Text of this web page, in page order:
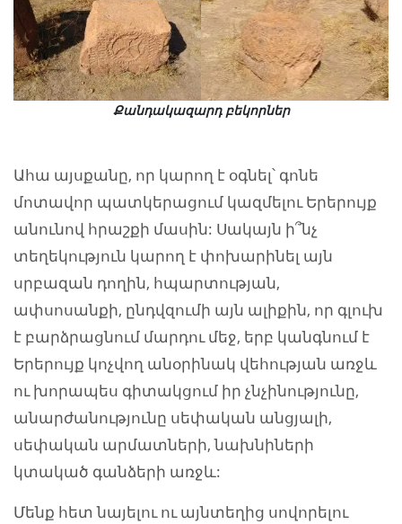
Քանդակազարդ բեկորներ
Ահա այսքանը, որ կարող է օգնել՝ գոնե
մոտավոր պատկերացում կազմելու Երերույք
անունով հրաշքի մասին: Սակայն ի՞նչ
տեղեկություն կարող է փոխարինել այն
սրբազան դողին, հպարտության,
ափսոսանքի, ընդվզումի այն ալիքին, որ գլուխ
է բարձրացնում մարդու մեջ, երբ կանգնում է
Երերույք կոչվող անօրինակ վեհության առջև
ու խորապես գիտակցում իր չնչինությունը,
անարժանությունը սեփական անցյալի,
սեփական արմատների, նախնիների
կտակած գանձերի առջև:
Մենք հետ նայելու ու այնտեղից սովորելու